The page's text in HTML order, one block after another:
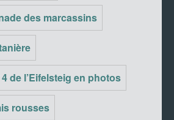
des marcassins
4 de l’Eifelsteig en photos
rousses